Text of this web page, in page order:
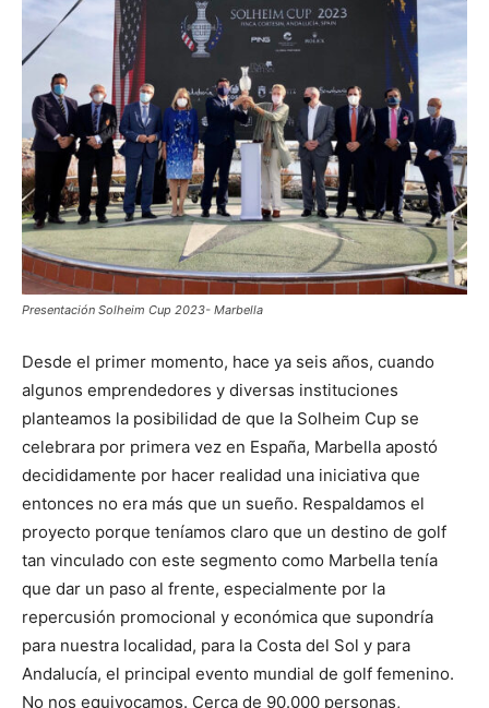
Presentación Solheim Cup 2023- Marbella
Desde el primer momento, hace ya seis años, cuando
algunos emprendedores y diversas instituciones
planteamos la posibilidad de que la Solheim Cup se
celebrara por primera vez en España, Marbella apostó
decididamente por hacer realidad una iniciativa que
entonces no era más que un sueño. Respaldamos el
proyecto porque teníamos claro que un destino de golf
tan vinculado con este segmento como Marbella tenía
que dar un paso al frente, especialmente por la
repercusión promocional y económica que supondría
para nuestra localidad, para la Costa del Sol y para
Andalucía, el principal evento mundial de golf femenino.
No nos equivocamos. Cerca de 90.000 personas,